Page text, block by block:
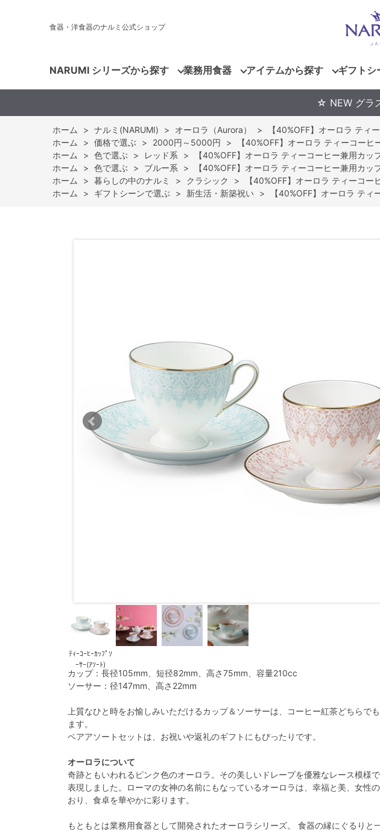
食器・洋食器のナルミ公式ショップ
NARUMI シリーズから探す 業務用食器 アイテムから探す ギフトシ
☆ NEW グラ
ホーム > ナルミ(NARUMI) > オーロラ（Aurora） >
【40%OFF】オーロラ テ
ホーム
> 価格で選ぶ > 2000円～5000円 >
【40%OFF】オーロラ ティーコー
ホーム
> 色で選ぶ > レッド系 >
【40%OFF】オーロラ ティーコーヒー兼用カ
ホーム
> 色で選ぶ > ブルー系 >
【40%OFF】オーロラ ティーコーヒー兼用カ
ホーム
> 暮らしの中のナルミ > クラシック >
【40%OFF】オーロラ ティーコ
ホーム
> ギフトシーンで選ぶ > 新生活・新築祝い > 【40%OFF】オーロラ テ
ﾃｨｰｺｰﾋｰｶｯﾌﾟｿ
ｰｻｰ(ｱｿｰﾄ)
カップ：長径105mm、短径82mm、高さ75mm、容量210cc
ソーサー：径147mm、高さ22mm
上質なひと時をお愉しみいただけるカップ＆ソーサーは、コーヒー紅茶どちらで
ます。
ペアアソートセットは、お祝いや返礼のギフトにもぴったりです。
オーロラについて
奇跡ともいわれるピンク色のオーロラ。その美しいドレープを優雅なレース模様
表現しました。ローマの女神の名前にもなっているオーロラは、幸福と美、女性
おり、食卓を華やかに彩ります。
もともとは業務用食器として開発されたオーロラシリーズ。 食器の縁にぐるりと